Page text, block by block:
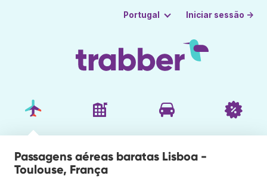
Portugal Iniciar sessão →
Passagens aéreas baratas Lisboa -
Toulouse, França